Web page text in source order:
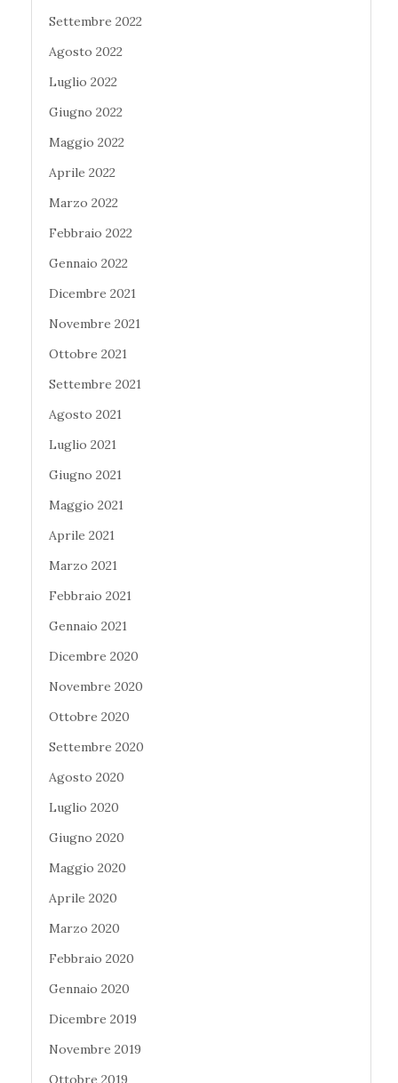
Settembre 2022
Agosto 2022
Luglio 2022
Giugno 2022
Maggio 2022
Aprile 2022
Marzo 2022
Febbraio 2022
Gennaio 2022
Dicembre 2021
Novembre 2021
Ottobre 2021
Settembre 2021
Agosto 2021
Luglio 2021
Giugno 2021
Maggio 2021
Aprile 2021
Marzo 2021
Febbraio 2021
Gennaio 2021
Dicembre 2020
Novembre 2020
Ottobre 2020
Settembre 2020
Agosto 2020
Luglio 2020
Giugno 2020
Maggio 2020
Aprile 2020
Marzo 2020
Febbraio 2020
Gennaio 2020
Dicembre 2019
Novembre 2019
Ottobre 2019